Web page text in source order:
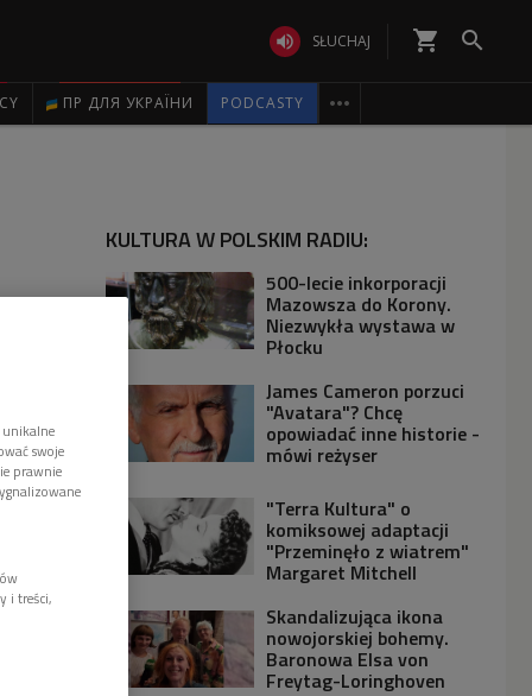
 SŁUCHAJ shopping_cart 
ПР ДЛЯ УКРАЇНИ PODCASTY 
KULTURA W POLSKIM RADIU:
500-lecie inkorporacji
Mazowsza do Korony.
Niezwykła wystawa w
Płocku
James Cameron porzuci
"Avatara"? Chcę
opowiadać inne historie -
mówi reżyser
"Terra Kultura" o
komiksowej adaptacji
"Przeminęło z wiatrem"
Margaret Mitchell
Skandalizująca ikona
nowojorskiej bohemy.
Baronowa Elsa von
Freytag-Loringhoven
swoje
prawnie
i treści,